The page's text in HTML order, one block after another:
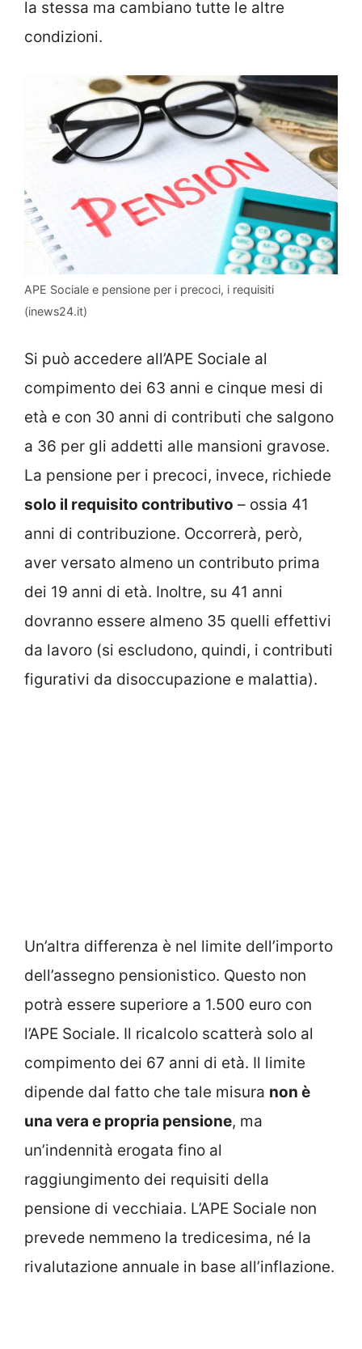
la stessa ma cambiano tutte le altre
condizioni.
APE Sociale e pensione per i precoci, i requisiti
(inews24.it)
Si può accedere all’APE Sociale al
compimento dei 63 anni e cinque mesi di
età e con 30 anni di contributi che salgono
a 36 per gli addetti alle mansioni gravose.
La pensione per i precoci, invece, richiede
solo il requisito contributivo – ossia 41
anni di contribuzione. Occorrerà, però,
aver versato almeno un contributo prima
dei 19 anni di età. Inoltre, su 41 anni
dovranno essere almeno 35 quelli effettivi
da lavoro (si escludono, quindi, i contributi
figurativi da disoccupazione e malattia).
Un’altra differenza è nel limite dell’importo
dell’assegno pensionistico. Questo non
potrà essere superiore a 1.500 euro con
l’APE Sociale. Il ricalcolo scatterà solo al
compimento dei 67 anni di età. Il limite
dipende dal fatto che tale misura non è
una vera e propria pensione, ma
un’indennità erogata fino al
raggiungimento dei requisiti della
pensione di vecchiaia. L’APE Sociale non
prevede nemmeno la tredicesima, né la
rivalutazione annuale in base all’inflazione.